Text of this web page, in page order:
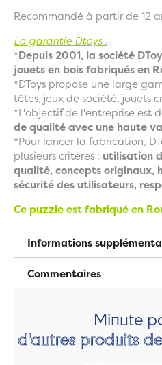
Recommandé à partir de 12
La garantie Dtoys :
*Depuis 2001, la société
jouets en bois fabriqués en
*DToys propose une large
têtes, jeux de société, jouets
*L'objectif de l'entreprise est
de qualité avec une haute
*Pour lancer la fabrication,
plusieurs critères : utilisation
qualité, concepts originaux,
sécurité des utilisateurs,
Ce puzzle est fabriqué en
Informations
Commentaires
Minute
d'autres produits